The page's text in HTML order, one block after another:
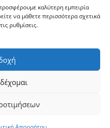
καλύτερη εμπειρία
να μάθετε περισσότερα σχετικά
ρυθμίσεις.
η τοπική μας
στις ανάγκες του
20 νοσοκομειακές
|Πολιτική Cookies